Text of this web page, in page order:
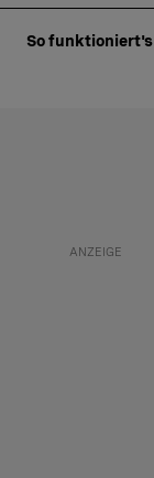
So funktioniert's